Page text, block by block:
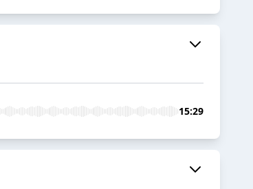
15:29